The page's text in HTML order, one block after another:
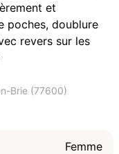
et
poches, doublure
revers sur les
Brie (77600)
Femme